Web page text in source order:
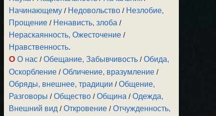
Начинающему / Недовольство / Незлобие,
Прощение / Ненависть, злоба /
Нераскаянность, Ожесточение /
Нравственность.
О О нас /Обещание, Забывчивость /Обида,
Оскорбление /Обличение, вразумление /
Обряды, внешнее, традиции /Общение,
Разговоры /Общество /Община /Одежда,
Внешний вид /Откровение /Отчужденность,